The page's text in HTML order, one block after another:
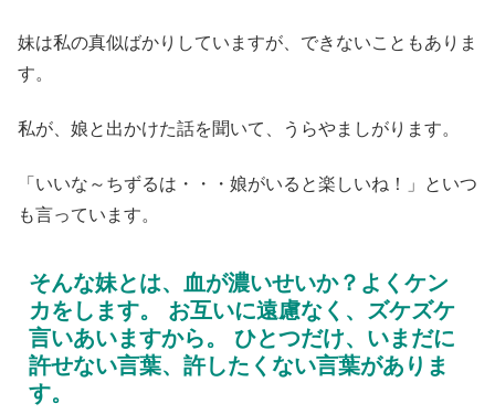
妹は私の真似ばかりしていますが、できないこともありま
す。
私が、娘と出かけた話を聞いて、うらやましがります。
「いいな～ちずるは・・・娘がいると楽しいね！」といつ
も言っています。
そんな妹とは、血が濃いせいか？よくケン
カをします。 お互いに遠慮なく、ズケズケ
言いあいますから。 ひとつだけ、いまだに
許せない言葉、許したくない言葉がありま
す。